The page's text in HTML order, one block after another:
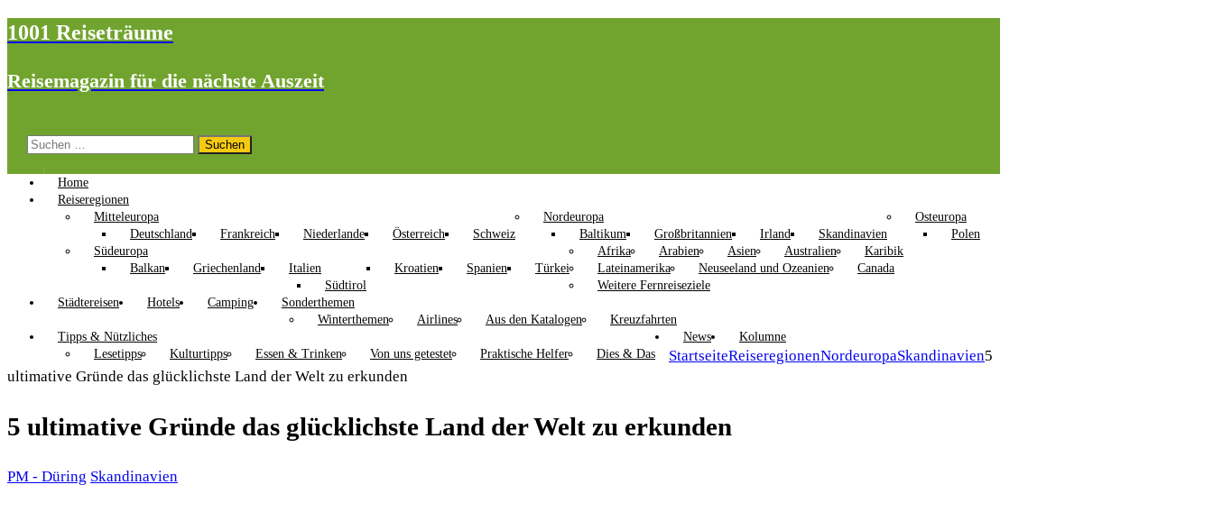
1001 Reiseträume
Reisemagazin für die nächste Auszeit
Suchen
Home
Reiseregionen
Mitteleuropa
Deutschland
Frankreich Niederlande Österreich Schweiz
Nordeuropa
Baltikum
Großbritannien Irland Skandinavien
Osteuropa
Polen
Südeuropa
Balkan
Griechenland
Italien
Südtirol
Kroatien Spanien Türkei
Afrika Arabien Asien Australien
Karibik
Lateinamerika
Neuseeland und Ozeanien
Canada
Weitere Fernreiseziele
Städtereisen
Hotels Camping
Sonderthemen
Winterthemen
Airlines Aus den Katalogen
Kreuzfahrten
Tipps & Nützliches
Lesetipps
Kulturtipps Essen & Trinken Von uns getestet Praktische Helfer Dies & Das
News Kolumne
StartseiteReiseregionenNordeuropaSkandinavien5
ultimative Gründe das glücklichste Land der Welt zu erkunden
5 ultimative Gründe das glücklichste Land der Welt zu erkunden
PM - Düring Skandinavien